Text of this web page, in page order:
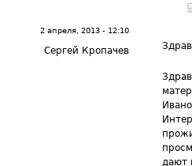
2 апреля, 2013 - 12:10
Сергей Кропачев
дают